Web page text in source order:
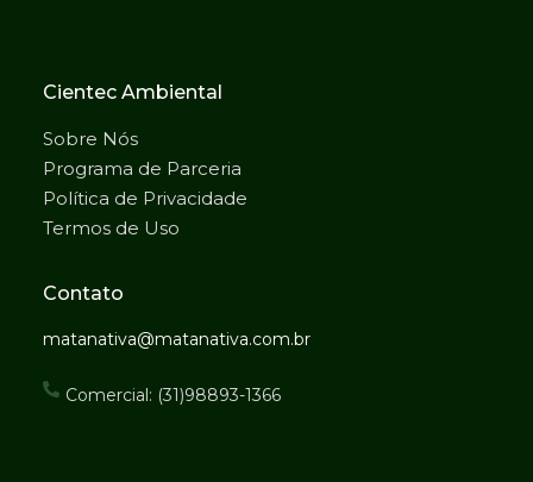
Cientec Ambiental
Sobre Nós
Programa de Parceria
Política de Privacidade
Termos de Uso
Contato
matanativa@matanativa.com.br
Comercial: (31)98893-1366